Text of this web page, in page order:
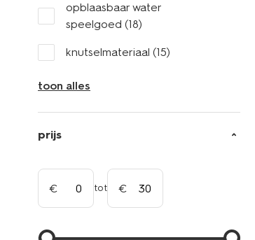
opblaasbaar water
speelgoed (18)
knutselmateriaal (15)
toon alles
prijs
tot